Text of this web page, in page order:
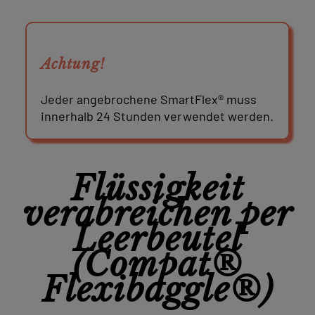
Achtung!
Jeder angebrochene SmartFlex® muss
innerhalb 24 Stunden verwendet werden.
Flüssigkeit
verabreichen per
Leerbeutel
(Compat®
Flexibaggle®)